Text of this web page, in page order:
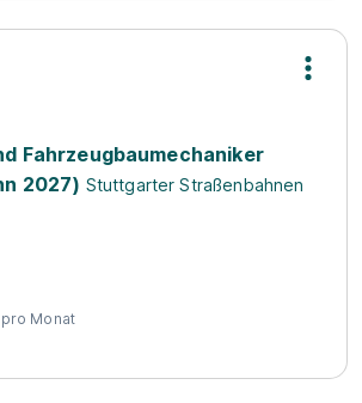
Fahrzeugbaumechaniker
2027) Stuttgarter Straßenbahnen
pro Monat